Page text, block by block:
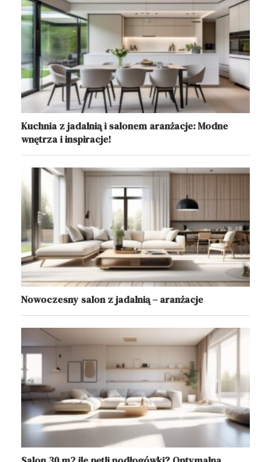
Kuchnia z jadalnią i salonem aranżacje: Modne
wnętrza i inspiracje!
Nowoczesny salon z jadalnią – aranżacje